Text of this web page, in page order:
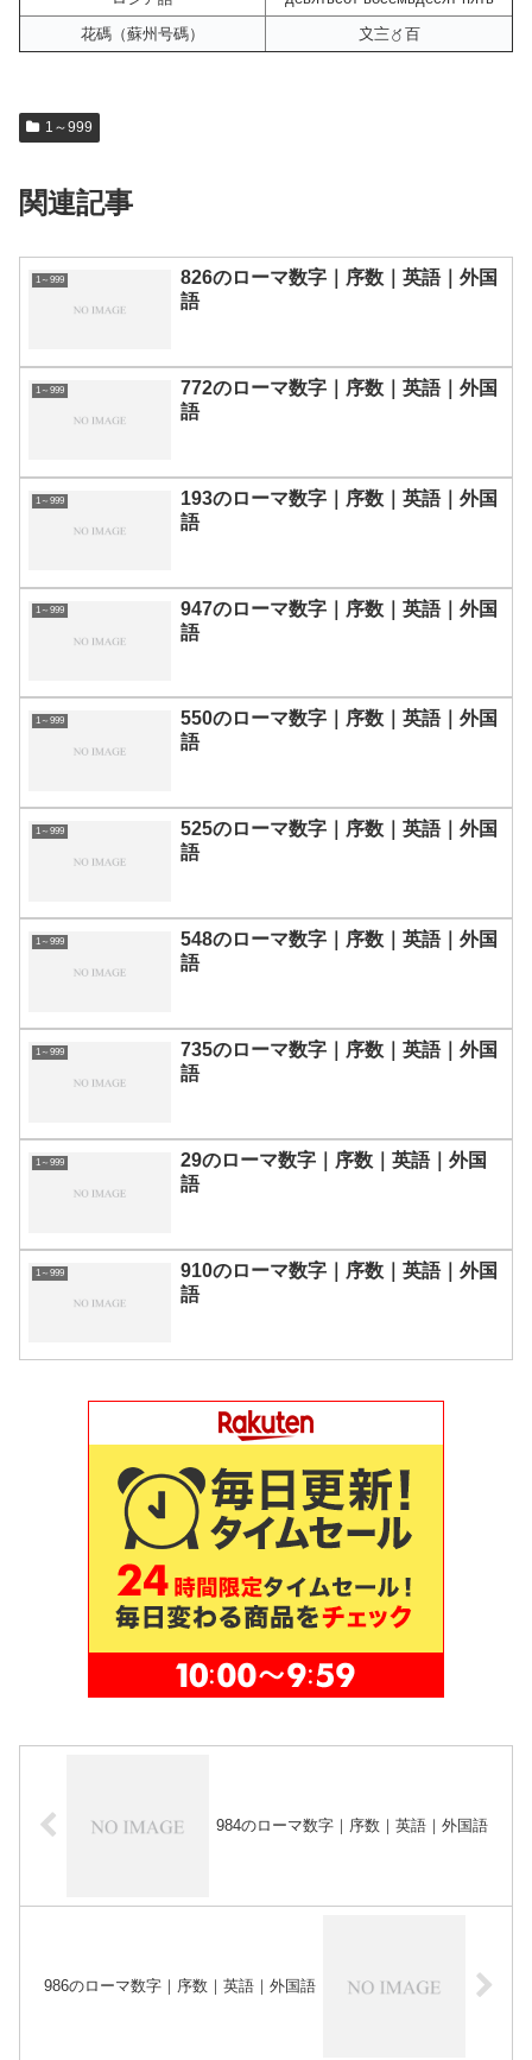
花碼（蘇州号碼）
〩〨〥百
1～999
関連記事
1～999
826のローマ数字｜序数｜英語｜外国
語
1～999
772のローマ数字｜序数｜英語｜外国
語
1～999
193のローマ数字｜序数｜英語｜外国
語
1～999
947のローマ数字｜序数｜英語｜外国
語
1～999
550のローマ数字｜序数｜英語｜外国
語
1～999
525のローマ数字｜序数｜英語｜外国
語
1～999
548のローマ数字｜序数｜英語｜外国
語
1～999
735のローマ数字｜序数｜英語｜外国
語
1～999
29のローマ数字｜序数｜英語｜外国
語
1～999
910のローマ数字｜序数｜英語｜外国
語
984のローマ数字｜序数｜英語｜外国語
986のローマ数字｜序数｜英語｜外国語